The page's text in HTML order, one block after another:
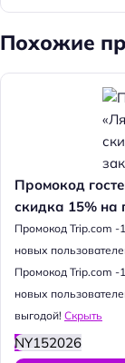
Похожие
Промокод
скидка 15% на
Промокод Trip.com -
новых
Промокод Trip.com -
новых
выгодой! Скрыть
NY152026